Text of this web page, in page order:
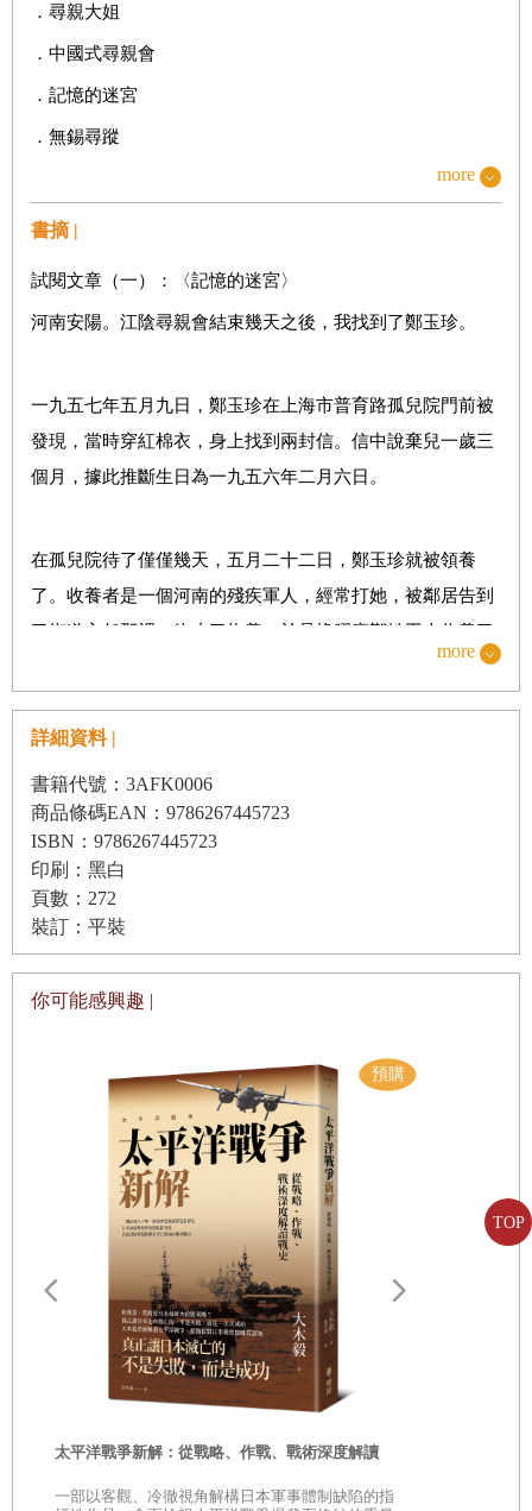
TOP
．尋親大姐
．中國式尋親會
．記憶的迷宮
．無錫尋蹤
．分裂的DNA
輯Ⅱ＿白修德之路
．重回嵖岈山
．被遺忘的潼關
．洛陽的救贖
more
書摘 |
試閱文章（一）：〈記憶的迷宮〉
河南安陽。江陰尋親會結束幾天之後，我找到了鄭玉珍。
一九五七年五月九日，鄭玉珍在上海市普育路孤兒院門前被
發現，當時穿紅棉衣，身上找到兩封信。信中說棄兒一歲三
個月，據此推斷生日為一九五六年二月六日。
在孤兒院待了僅僅幾天，五月二十二日，鄭玉珍就被領養
了。收養者是一個河南的殘疾軍人，經常打她，被鄰居告到
了街道主任那裡，終止了抱養。於是橡膠廠鄭姓工人收養了
鄭玉珍是少有的保留了父母物證的棄兒，這比較少見。或者
這位媽媽幻想著以後可以憑藉信物與女兒重逢。可惜關鍵資
訊缺失，無法知曉書寫者後來的命運，也沒能幫助鄭玉珍找
到家人。
隨著我這個不速之客的出現，原本閒散的下午消失了。這些
年，日復一日的家務、偶爾作為社交參加的廣場舞，占據了
前橡膠廠女工鄭玉珍的大部分日常生活。所謂「前」有兩層
工廠在計畫經濟年代為化工部定點生產橡膠製品，後來消失
在疾風暴雨般的國企改革歷史中；鄭玉珍退休多年，她對外
部世界的認知定格在圍著單位過活的計畫年代，至今都感到
與當下生活的格格不入。
六十二歲的鄭玉珍走進臥室，拉開大立櫃抽屜。兩封信插在
抽屜邊上。她取出信，返回客廳坐定，打開其中一封，抖抖
信紙，薄而脆的紙張發出窸窸窣窣的聲音，撞擊著空氣。
起來，悲傷掛在臉上，眼睛潮濕，彷彿在舞台帷幕開啟的前
夕，努力醞釀情感作為出場的鋪墊。
more
詳細資料 |
書籍代號：3AFK0006
商品條碼EAN：9786267445723
ISBN：9786267445723
印刷：黑白
頁數：272
裝訂：平裝
你可能感興趣 |
太平洋戰爭新解：從戰略、作戰、戰術深度解讀
一部以客觀、冷徹視角解構日本軍事體制缺陷的指